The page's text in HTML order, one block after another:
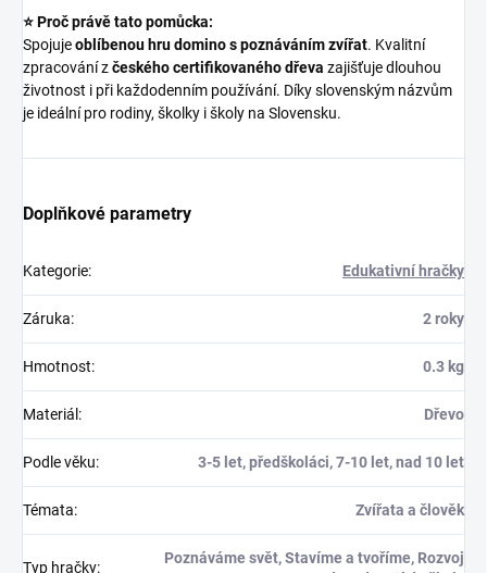
⭐ Proč právě tato pomůcka:
Spojujeoblíbenou hru domino s poznáváním zvířat. Kvalitní
zpracování zčeského certifikovaného dřeva zajišťuje dlouhou
životnost i při každodenním používání. Díky slovenským názvům
je ideální pro rodiny, školky i školy na Slovensku.
Doplňkové parametry
Kategorie: Edukativní hračky
Záruka: 2 roky
Hmotnost: 0.3 kg
Materiál : Dřevo
Podle věku: 3-5 let, předškoláci, 7-10 let, nad 10 let
Témata: Zvířata a člověk
Typ hračky:
Poznáváme svět, Stavíme a tvoříme, Rozvoj